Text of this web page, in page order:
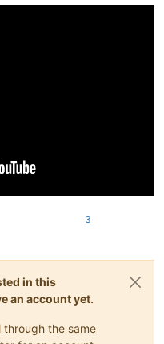
3
in this
an account yet.
the same